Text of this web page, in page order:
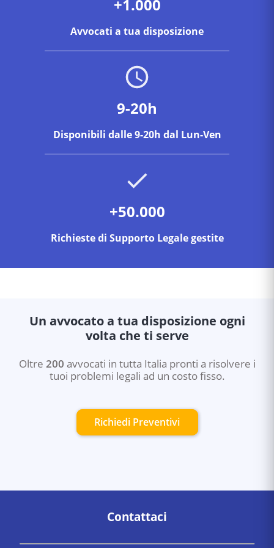
+1.000
Avvocati a tua disposizione
9-20h
Disponibili dalle 9-20h dal Lun-Ven
+50.000
Richieste di Supporto Legale gestite
Un avvocato a tua disposizione ogni
volta che ti serve
Oltre 200 avvocati in tutta Italia pronti a risolvere i
tuoi problemi legali ad un costo fisso.
Richiedi Preventivi
Contattaci